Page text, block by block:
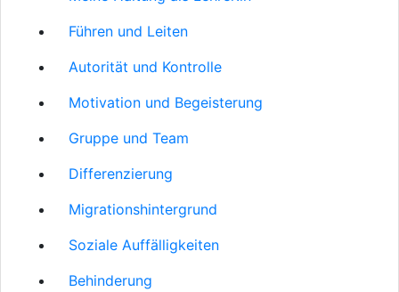
Führen und Leiten
Autorität und Kontrolle
Motivation und Begeisterung
Gruppe und Team
Differenzierung
Migrationshintergrund
Soziale Auffälligkeiten
Behinderung